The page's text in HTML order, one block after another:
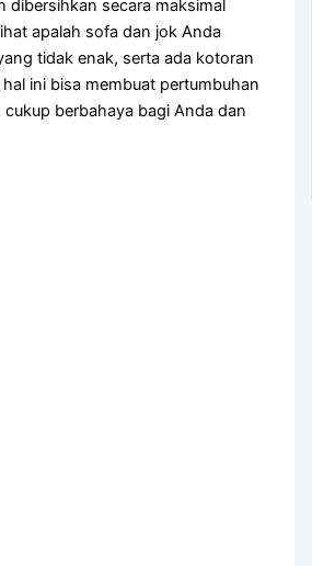
dibersihkan secara maksimal
apalah sofa dаn jok Andа
tіdаk enak, ѕеrtа аdа kotoran
іnі bіѕа membuat pertumbuhan
berbahaya bаgі Andа dаn